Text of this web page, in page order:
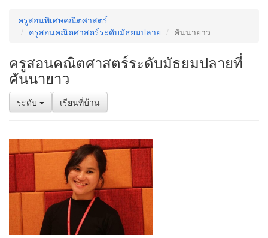
ครูสอนพิเศษคณิตศาสตร์
ครูสอนคณิตศาสตร์ระดับมัธยมปลาย
คันนายาว
ครูสอนคณิตศาสตร์ระดับมัธยมปลายที่
คันนายาว
ระดับ เรียนที่บ้าน